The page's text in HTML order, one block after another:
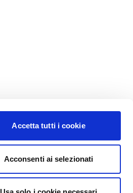
Accetta tutti i cookie
Acconsenti ai selezionati